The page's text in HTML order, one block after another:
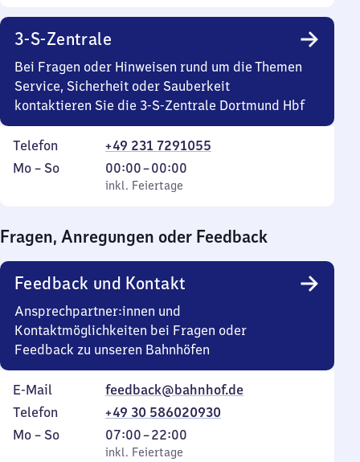
3-S-Zentrale
Bei Fragen oder Hinweisen rund um die Themen
Service, Sicherheit oder Sauberkeit
kontaktieren Sie die 3-S-Zentrale Dortmund Hbf
Telefon
+49 231 7291055
Montag
Mo – So,
inkl. Feiertage
00:00–00:00
Von
0
0
Uhr
inkl. Feiertage
Fragen, Anregungen oder Feedback
Feedback und Kontakt
Ansprechpartner:innen und
Kontaktmöglichkeiten bei Fragen oder
Feedback zu unseren Bahnhöfen
E-Mail
feedback@bahnhof.de
Telefon
+49 30 586020930
Montag
Mo – So,
inkl. Feiertage
07:00–22:00
Von
7
inkl. Feiertage